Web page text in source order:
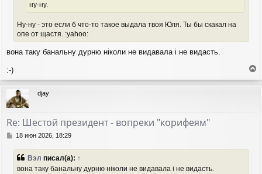
ну-ну.
Ну-ну - это если б что-то такое выдала твоя Юля. Ты бы скакал на
опе от щастя. :yahoo:
вона таку банальну дурню ніколи не видавала і не видасть.
:-)
е
р
djay
Re: Шестой президент - вопреки "корифеям"
С
о
щ
18 июн 2026, 18:29
Вэл писал(а): ↑
вона таку банальну дурню ніколи не видавала і не видасть.